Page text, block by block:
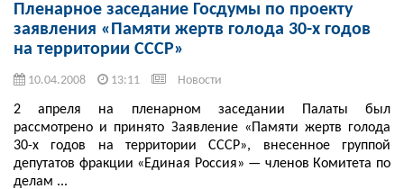
Пленарное заседание Госдумы по проекту
заявления «Памяти жертв голода 30-х годов
на территории СССР»
10.04.2008 13:11 Новости
2 апреля на пленарном заседании Палаты был
рассмотрено и принято Заявление «Памяти жертв голода
30-х годов на территории СССР», внесенное группой
депутатов фракции «Единая Россия» — членов Комитета по
делам ...